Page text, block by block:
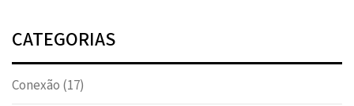
CATEGORIAS
Conexão (17)